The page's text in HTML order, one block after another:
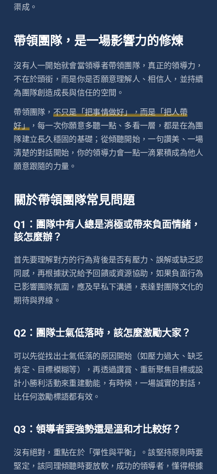
渠成。
帶領團隊，是一場影響力的修煉
沒有人一開始就會當領導者帶領團隊，真正的領導力，
不在於頭銜，而是你是否願意理解人、相信人，並持續
為團隊創造成長與信任的空間。
帶領團隊， 不只是「把事情做好」，而是「把人帶
好」，每一次你願意多聽一點、多看一層，都是在為團
隊建立長久穩固的基礎；從傾聽開始，一句讚美、一場
清楚的對話開始，你的領導力會一點一滴累積成為他人
願意跟隨的力量。
關於帶領團隊常見問題
Q1：團隊中有人總是消極或帶來負面情緒，
該怎麼辦？
首先要理解對方的行為背後是否有壓力、誤解或缺乏認
同感，再根據狀況給予回饋或資源協助，如果負面行為
已影響團隊氛圍，應及早私下溝通，表達對團隊文化的
期待與界線。
Q2：團隊士氣低落時，該怎麼激勵大家？
可以先從找出士氣低落的原因開始（如壓力過大、缺乏
肯定、目標模糊等），再透過讚賞、重新聚焦目標或設
計小勝利活動來重建動能，有時候，一場誠實的對話，
比任何激勵標語都有效。
Q3：領導者要強勢還是溫和才比較好？
沒有絕對，重點在於「彈性與平衡」。該堅持原則時要
堅定，該同理傾聽時要放軟，成功的領導者，懂得根據